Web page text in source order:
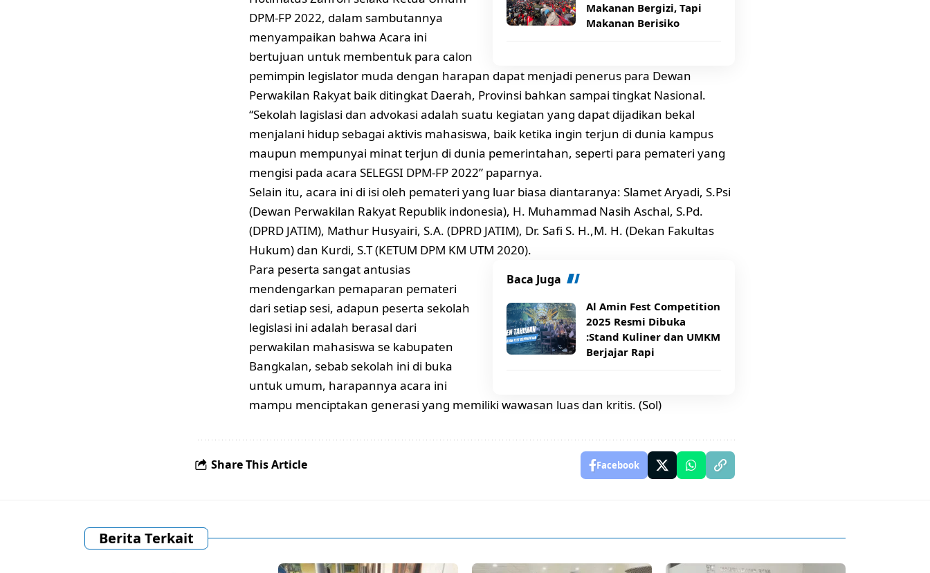
Makanan Bergizi, Tapi
Makanan Berisiko
DPM-FP 2022, dalam sambutannya
menyampaikan bahwa Acara ini
bertujuan untuk membentuk para calon
pemimpin legislator muda dengan harapan dapat menjadi penerus para Dewan
Perwakilan Rakyat baik ditingkat Daerah, Provinsi bahkan sampai tingkat Nasional.
“Sekolah lagislasi dan advokasi adalah suatu kegiatan yang dapat dijadikan bekal
menjalani hidup sebagai aktivis mahasiswa, baik ketika ingin terjun di dunia kampus
maupun mempunyai minat terjun di dunia pemerintahan, seperti para pemateri yang
mengisi pada acara SELEGSI DPM-FP 2022” paparnya.
Selain itu, acara ini di isi oleh pemateri yang luar biasa diantaranya: Slamet Aryadi, S.Psi
(Dewan Perwakilan Rakyat Republik indonesia), H. Muhammad Nasih Aschal, S.Pd.
(DPRD JATIM), Mathur Husyairi, S.A. (DPRD JATIM), Dr. Safi S. H.,M. H. (Dekan Fakultas
Hukum) dan Kurdi, S.T (KETUM DPM KM UTM 2020).
Baca Juga
Al Amin Fest Competition
2025 Resmi Dibuka
:Stand Kuliner dan UMKM
Berjajar Rapi
Para peserta sangat antusias
mendengarkan pemaparan pemateri
dari setiap sesi, adapun peserta sekolah
legislasi ini adalah berasal dari
perwakilan mahasiswa se kabupaten
Bangkalan, sebab sekolah ini di buka
untuk umum, harapannya acara ini
mampu menciptakan generasi yang memiliki wawasan luas dan kritis. (Sol)
Share This Article Facebook
Berita Terkait